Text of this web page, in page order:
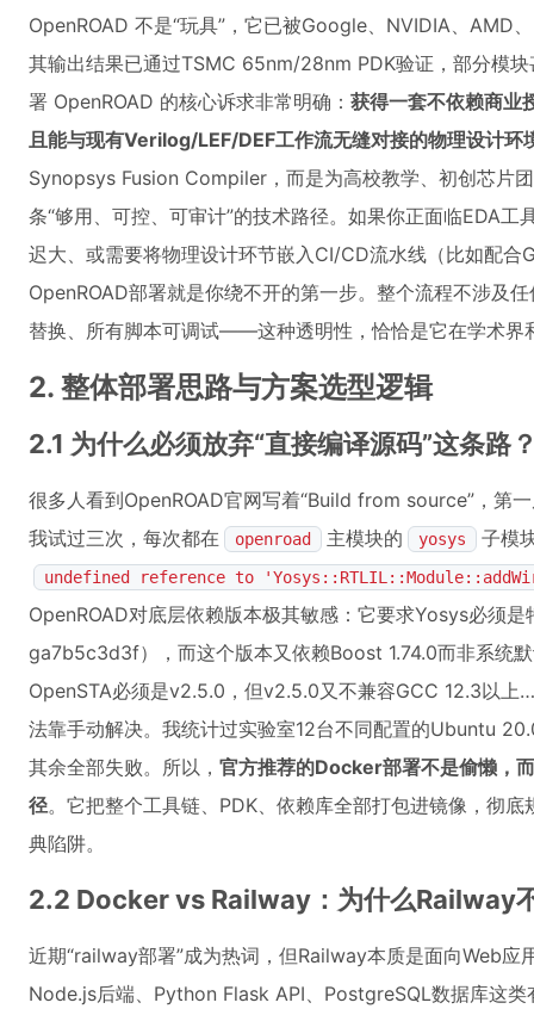
OpenROAD 不是“玩具”，它已被Google、NVIDIA、AMD
其输出结果已通过TSMC 65nm/28nm PDK验证，部分模
署 OpenROAD 的核心诉求非常明确： 获得一套不依赖商业
且能与现有Verilog/LEF/DEF工作流无缝对接的物理设计环
Synopsys Fusion Compiler，而是为高校教学、初创芯片
条“够用、可控、可审计”的技术路径。如果你正面临EDA
迟大、或需要将物理设计环节嵌入CI/CD流水线（比如配
OpenROAD部署就是你绕不开的第一步。整个流程不涉及
替换、所有脚本可调试——这种透明性，恰恰是它在学术界
2. 整体部署思路与方案选型逻辑
2.1 为什么必须放弃“直接编译源码”这条路
很多人看到OpenROAD官网写着“Build from source”，
我试过三次，每次都在
openroad 主模块的 yosys 子模
undefined reference to
OpenROAD对底层依赖版本极其敏感：它要求Yosys必须
ga7b5c3d3f），而这个版本又依赖Boost 1.74.0而非系统
OpenSTA必须是v2.5.0，但v2.5.0又不兼容GCC 12.3以上
法靠手动解决。我统计过实验室12台不同配置的Ubuntu
其余全部失败。所以， 官方推荐的Docker部署不是偷懒，
径。它把整个工具链、PDK、依赖库全部打包进镜像，彻底
典陷阱。
2.2 Docker vs Railway：为什么Railway
近期“railway部署”成为热词，但Railway本质是面向Web应
Node.js后端、Python Flask API、PostgreSQL数据库这类